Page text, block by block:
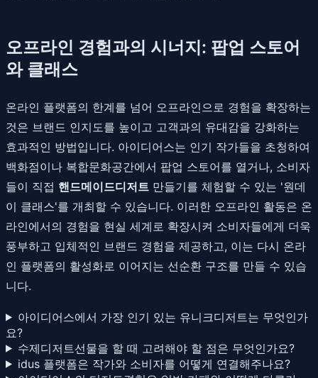
오프라인 경험과의 시너지: 팝업 스토어
와 클래스
온라인 플랫폼의 한계를 넘어 오프라인으로 경험을 확장하는
것은 브랜드 인지도를 높이고 고객과의 유대감을 강화하는
효과적인 방법입니다. 아이디어스는 인기 작가들을 초청하여
백화점이나 복합문화공간에서 팝업 스토어를 열거나, 소비자
들이 직접 핸드메이드디저트 만들기를 체험할 수 있는 '원데
이 클래스'를 개최할 수 있습니다. 이러한 오프라인 활동은 온
라인에서의 경험을 현실 세계로 확장시켜 소비자들에게 더욱
풍부하고 입체적인 브랜드 경험을 제공하고, 이는 다시 온라
인 플랫폼의 활성화로 이어지는 선순환 구조를 만들 수 있습
니다.
아이디어스에서 가장 인기 있는 유니크디저트는 무엇인가
요?
수제디저트선물을 할 때 고려해야 할 점은 무엇인가요?
idus 플랫폼은 작가와 소비자를 어떻게 연결해주나요?